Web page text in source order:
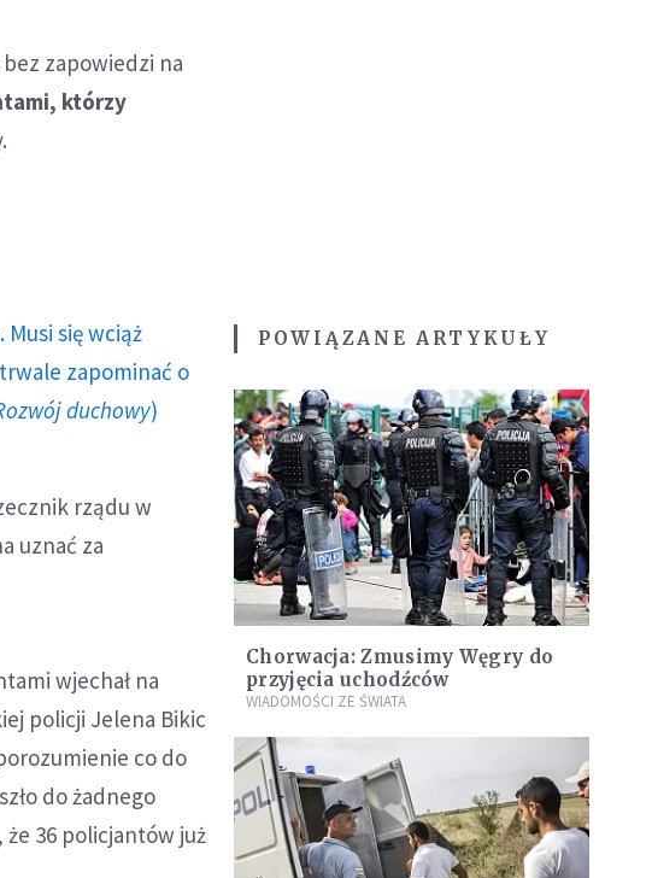
zapowiedzi na
którzy
się wciąż
zapominać o
duchowy)
rządu w
uznać za
wjechał na
policji Jelena Bikic
co do
do żadnego
36 policjantów już
POWIĄZANE ARTYKUŁY
Chorwacja: Zmusimy Węgry do
przyjęcia uchodźców
WIADOMOŚCI ZE ŚWIATA